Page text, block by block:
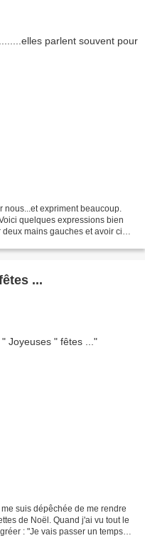
nous...et expriment beaucoup.
quelques expressions bien
mains gauches et avoir cinq
...
suis dépêchée de me rendre
de Noël. Quand j'ai vu tout le
: "Je vais passer un temps